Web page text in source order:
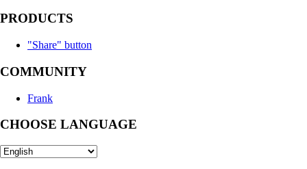
PRODUCTS
"Share" button
COMMUNITY
Frank
CHOOSE LANGUAGE